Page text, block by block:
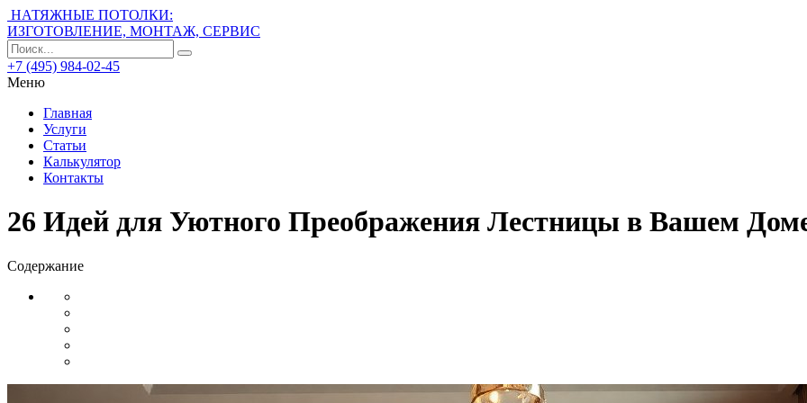
НАТЯЖНЫЕ ПОТОЛКИ:
ИЗГОТОВЛЕНИЕ, МОНТАЖ, СЕРВИС
+7 (495) 984-02-45
Меню
Главная
Услуги
Статьи
Калькулятор
Контакты
26 Идей для Уютного Преображения Лестницы в Вашем
Содержание